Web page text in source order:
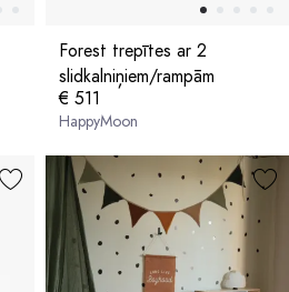
Forest trepītes ar 2
slidkalniņiem/rampām
€ 511
HappyMoon